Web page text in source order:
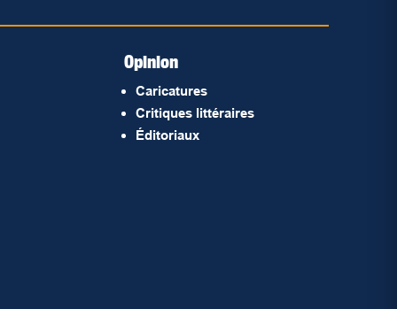
Opinion
Caricatures
Critiques littéraires
Éditoriaux